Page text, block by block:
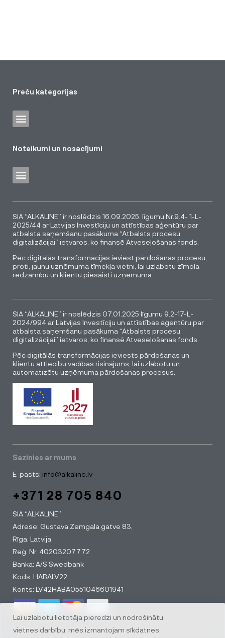
Lai uzlabotu lietotāja pieredzi un nodrošinātu
vietnes darbību, mēs izmantojam sīkdatnes.
Preču kategorijas
Noteikumi un nosacījumi
SIA “ALKALINE” ir noslēdzis 16.09.2025. līgumu Nr.9.4- 1-L-
2025/44 ar Latvijas Investīciju un attīstības aģentūru par
atbalsta saņemšanu pasākuma “Atbalsts procesu
digitalizācijai” ietvaros, ko finansē Atveseļošanas fonds.
Pēc digitālās transformācijas ieviest pārdošanas procesu,
proti, jaunu uzņēmuma tīmekļa vietni, lai uzlabotu zīmola
redzamību un klientu piesaisti uzņēmumā.
SIA “ALKALINE” ir noslēdzis 07.01.2025 līgumu 9.2-17-L-
2024/994 ar Latvijas Investīciju un attīstības aģentūru par
atbalsta saņemšanu pasākuma “Atbalsts procesu
digitalizācijai” ietvaros, ko finansē Atveseļošanas fonds.
Pēc digitālās transformācijas ieviests pārdošanas un
klientu attiecību vadības risinājums, lai uzlabotu un
automatizētu uzņēmuma pārdošanas procesus.
Sazinies ar mums
E-pasts: info@alkaline.lv
+371 28 705 840
SIA “ALKALINE”
Adrese: Gustava Zemgala gatve 83,
Rīga, Latvija
Reģ. Nr. 40203207772
Banka: A/S Swedbank
Kods: HABALV22
Konts: LV42HABA0551046601941